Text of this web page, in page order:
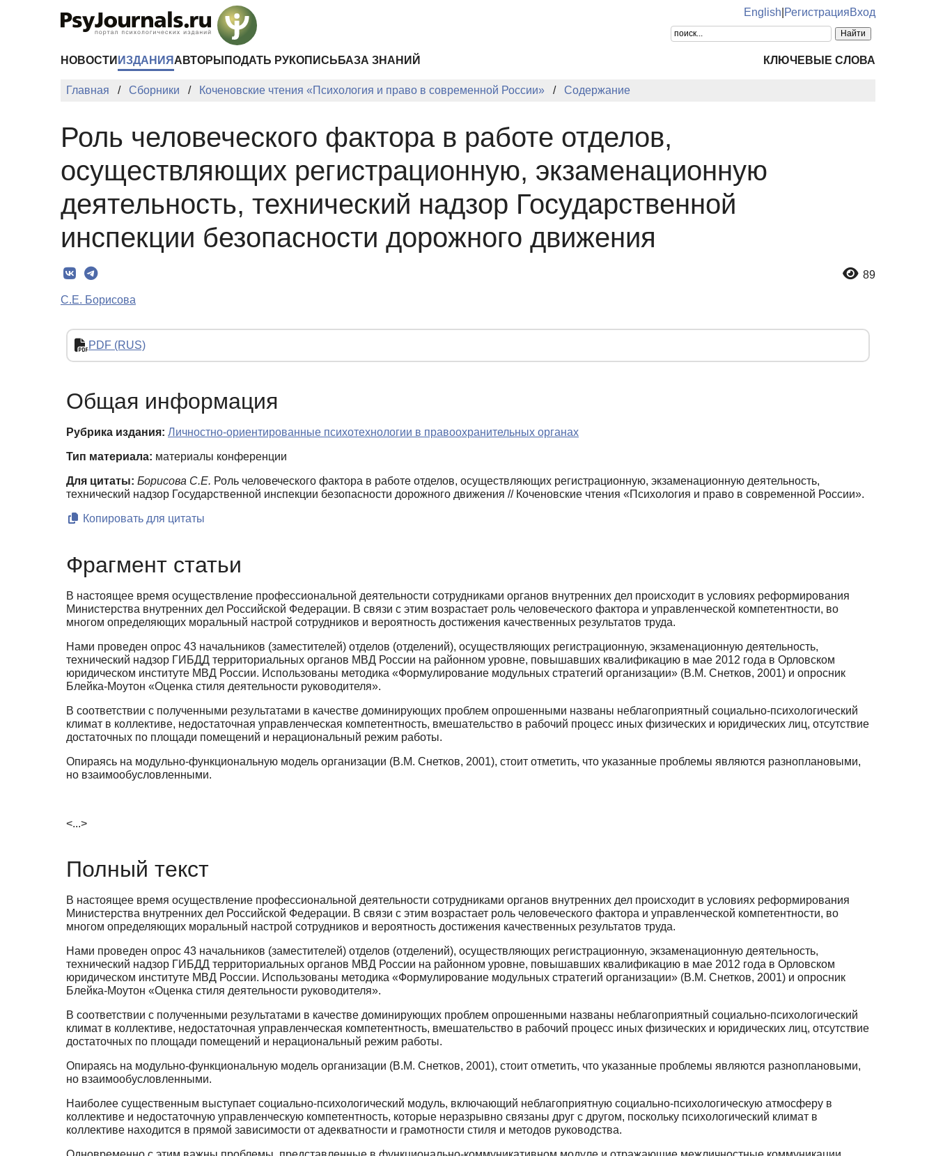
English РегистрацияВход
НОВОСТИ ИЗДАНИЯ АВТОРЫ ПОДАТЬ РУКОПИСЬ БАЗА ЗНАНИЙ КЛЮЧЕВЫЕ СЛОВА
Главная Сборники Коченовские чтения «Психология и право в современной России» Содержание
Роль человеческого фактора в работе отделов,
осуществляющих регистрационную, экзаменационную
деятельность, технический надзор Государственной
инспекции безопасности дорожного движения
89
С.Е. Борисова
PDF (RUS)
Общая информация
Рубрика издания: Личностно-ориентированные психотехнологии в правоохранительных органах
Тип материала: материалы конференции
Для цитаты: Борисова С.Е. Роль человеческого фактора в работе отделов, осуществляющих регистрационную, экзаменационную деятельность,
технический надзор Государственной инспекции безопасности дорожного движения // Коченовские чтения «Психология и право в современной России».
Копировать для цитаты
Фрагмент статьи
В настоящее время осуществление профессиональной деятельности сотрудниками органов внутренних дел происходит в условиях реформирования
Министерства внутренних дел Российской Федерации. В связи с этим возрастает роль человеческого фактора и управленческой компетентности, во
многом определяющих моральный настрой сотрудников и вероятность достижения качественных результатов труда.
Нами проведен опрос 43 начальников (заместителей) отделов (отделений), осуществляющих регистрационную, экзаменационную деятельность,
технический надзор ГИБДД территориальных органов МВД России на районном уровне, повышавших квалификацию в мае 2012 года в Орловском
юридическом институте МВД России. Использованы методика «Формулирование модульных стратегий организации» (В.М. Снетков, 2001) и опросник
Блейка-Моутон «Оценка стиля деятельности руководителя».
В соответствии с полученными результатами в качестве доминирующих проблем опрошенными названы неблагоприятный социально-психологический
климат в коллективе, недостаточная управленческая компетентность, вмешательство в рабочий процесс иных физических и юридических лиц, отсутствие
достаточных по площади помещений и нерациональный режим работы.
Опираясь на модульно-функциональную модель организации (В.М. Снетков, 2001), стоит отметить, что указанные проблемы являются разноплановыми,
но взаимообусловленными.
<...>
Полный текст
В настоящее время осуществление профессиональной деятельности сотрудниками органов внутренних дел происходит в условиях реформирования
Министерства внутренних дел Российской Федерации. В связи с этим возрастает роль человеческого фактора и управленческой компетентности, во
многом определяющих моральный настрой сотрудников и вероятность достижения качественных результатов труда.
Нами проведен опрос 43 начальников (заместителей) отделов (отделений), осуществляющих регистрационную, экзаменационную деятельность,
технический надзор ГИБДД территориальных органов МВД России на районном уровне, повышавших квалификацию в мае 2012 года в Орловском
юридическом институте МВД России. Использованы методика «Формулирование модульных стратегий организации» (В.М. Снетков, 2001) и опросник
Блейка-Моутон «Оценка стиля деятельности руководителя».
В соответствии с полученными результатами в качестве доминирующих проблем опрошенными названы неблагоприятный социально-психологический
климат в коллективе, недостаточная управленческая компетентность, вмешательство в рабочий процесс иных физических и юридических лиц, отсутствие
достаточных по площади помещений и нерациональный режим работы.
Опираясь на модульно-функциональную модель организации (В.М. Снетков, 2001), стоит отметить, что указанные проблемы являются разноплановыми,
но взаимообусловленными.
Наиболее существенным выступает социально-психологический модуль, включающий неблагоприятную социально-психологическую атмосферу в
коллективе и недостаточную управленческую компетентность, которые неразрывно связаны друг с другом, поскольку психологический климат в
коллективе находится в прямой зависимости от адекватности и грамотности стиля и методов руководства.